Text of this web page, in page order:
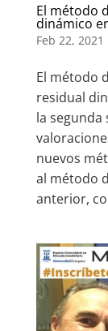
El método
dinámico
Feb 22, 2021
El método
residual
la segunda
nuevos
al método
anterior,